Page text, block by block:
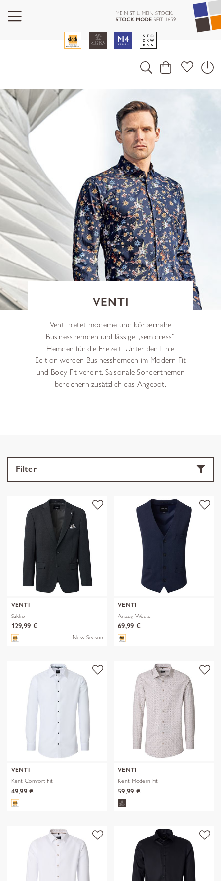
VENTI
Venti bietet moderne und körpernahe
Businesshemden und lässige „semidress“
Hemden für die Freizeit. Unter der Linie
Edition werden Businesshemden im Modern Fit
und Body Fit vereint. Saisonale Sonderthemen
bereichern zusätzlich das Angebot.
Filter
VENTI
Sakko
129,99 €
New Season
VENTI
Anzug Weste
69,99 €
VENTI
Kent Comfort Fit
49,99 €
VENTI
Kent Modern Fit
59,99 €